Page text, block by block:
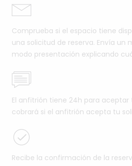
Comprueba si el espacio tiene
una solicitud de reserva. Envía un
modo presentación explicando
El anfitrión tiene 24h para aceptar
cobrará si el anfitrión acepta tu
Recibe la confirmación de la